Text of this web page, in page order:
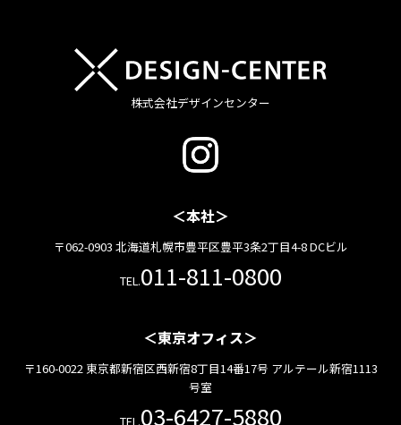
株式会社デザインセンター
＜本社＞
〒062-0903 北海道札幌市豊平区豊平3条2丁目4-8 DCビル
TEL.011-811-0800
＜東京オフィス＞
〒160-0022 東京都新宿区西新宿8丁目14番17号 アルテール新宿1113
号室
TEL.03-6427-5880